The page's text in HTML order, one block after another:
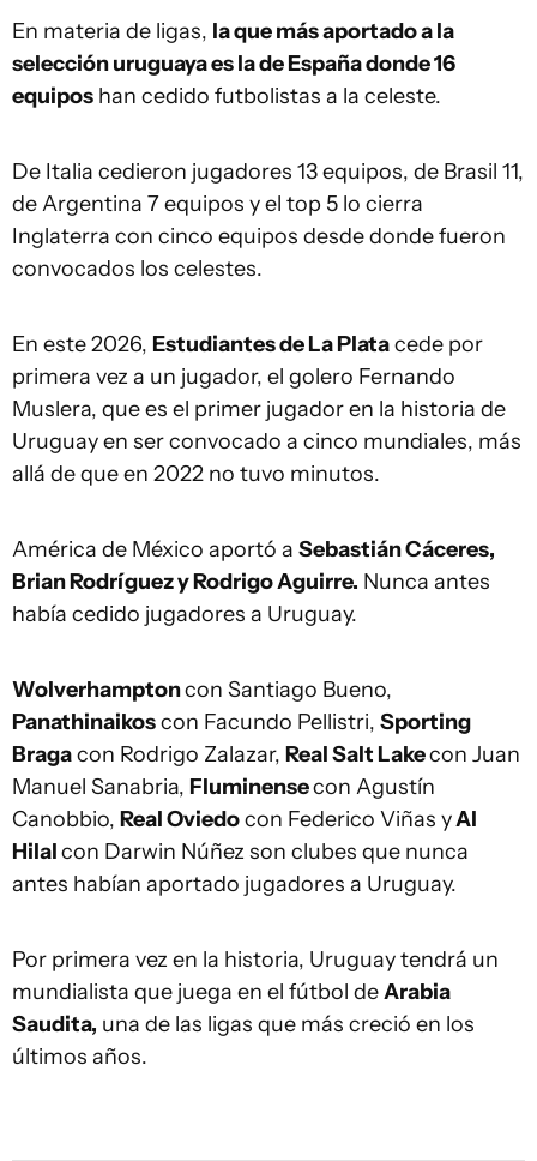
En materia de ligas, la que más aportado a la
selección uruguaya es la de España donde 16
equipos han cedido futbolistas a la celeste.
De Italia cedieron jugadores 13 equipos, de Brasil 11,
de Argentina 7 equipos y el top 5 lo cierra
Inglaterra con cinco equipos desde donde fueron
convocados los celestes.
En este 2026, Estudiantes de La Platacede por
primera vez a un jugador, el golero Fernando
Muslera, que es el primer jugador en la historia de
Uruguay en ser convocado a cinco mundiales, más
allá de que en 2022 no tuvo minutos.
América de México aportó a Sebastián Cáceres,
Brian Rodríguez y Rodrigo Aguirre. Nunca antes
había cedido jugadores a Uruguay.
Wolverhamptoncon Santiago Bueno,
Panathinaikoscon Facundo Pellistri, Sporting
Bragacon Rodrigo Zalazar, Real Salt Lakecon Juan
Manuel Sanabria, Fluminensecon Agustín
Canobbio, Real Oviedocon Federico Viñas yAl
Hilalcon Darwin Núñez son clubes que nunca
antes habían aportado jugadores a Uruguay.
Por primera vez en la historia, Uruguay tendrá un
mundialista que juega en el fútbol deArabia
Saudita, una de las ligas que más creció en los
últimos años.